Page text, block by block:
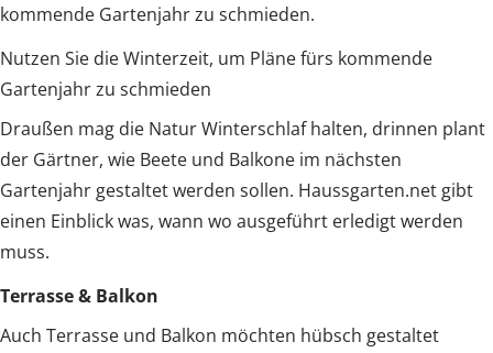
kommende Gartenjahr zu schmieden.
Nutzen Sie die Winterzeit, um Pläne fürs kommende
Gartenjahr zu schmieden
Draußen mag die Natur Winterschlaf halten, drinnen plant
der Gärtner, wie Beete und Balkone im nächsten
Gartenjahr gestaltet werden sollen. Haussgarten.net gibt
einen Einblick was, wann wo ausgeführt erledigt werden
muss.
Terrasse & Balkon
Auch Terrasse und Balkon möchten hübsch gestaltet